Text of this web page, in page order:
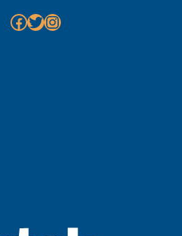
Facebook
Twitter
Instagram